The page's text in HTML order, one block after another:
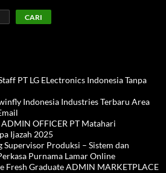
CARI
PT LG ELectronics Indonesia Tanpa
Indonesia Industries Terbaru Area
OFFICER PT Matahari
Ijazah 2025
Produksi – Sistem dan
Purnama Lamar Online
Fresh Graduate ADMIN MARKETPLACE